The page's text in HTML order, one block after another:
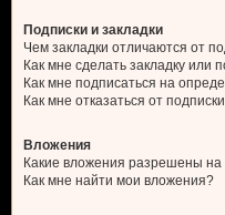
Подписки и закладки
Чем закладки отличаются от
Как мне сделать закладку или
Как мне подписаться на
Как мне отказаться от
Вложения
Какие вложения разрешены
Как мне найти мои вложения?